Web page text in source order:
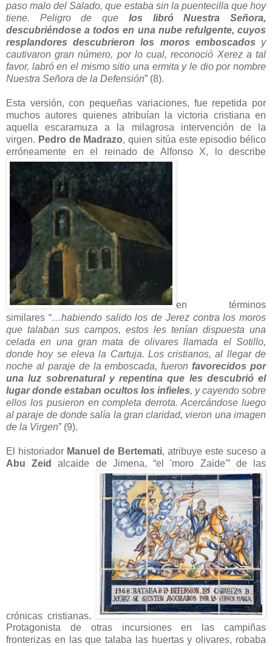
paso malo del Salado, que estaba sin la puentecilla que hoy
tiene. Peligro de que los libró Nuestra Señora,
descubriéndose a todos en una nube refulgente, cuyos
resplandores descubrieron los moros emboscados y
cautivaron gran número, por lo cual, reconoció Xerez a tal
favor, labró en el mismo sitio una ermita y le dio por nombre
Nuestra Señora de la Defensión” (8).
Esta versión, con pequeñas variaciones, fue repetida por
muchos autores quienes atribuían la victoria cristiana en
aquella escaramuza a la milagrosa intervención de la
virgen. Pedro de Madrazo, quien sitúa este episodio bélico
erróneamente en el reinado de Alfonso X, lo describe
en términos
similares “…habiendo salido los de Jerez contra los moros
que talaban sus campos, estos les tenían dispuesta una
celada en una gran mata de olivares llamada el Sotillo,
donde hoy se eleva la Cartuja. Los cristianos, al llegar de
noche al paraje de la emboscada, fueronfavorecidos por
una luz sobrenatural y repentina que les descubrió el
lugar donde estaban ocultos los infieles, y cayendo sobre
ellos los pusieron en completa derrota. Acercándose luego
al paraje de donde salía la gran claridad, vieron una imagen
de la Virgen” (9).
El historiador Manuel de Bertemati, atribuye este suceso a
Abu Zeid
alcaide de Jimena, “el 'moro Zaide'” de las
crónicas cristianas.
Protagonista de otras incursiones en las campiñas
fronterizas en las que talaba las huertas y olivares, robaba